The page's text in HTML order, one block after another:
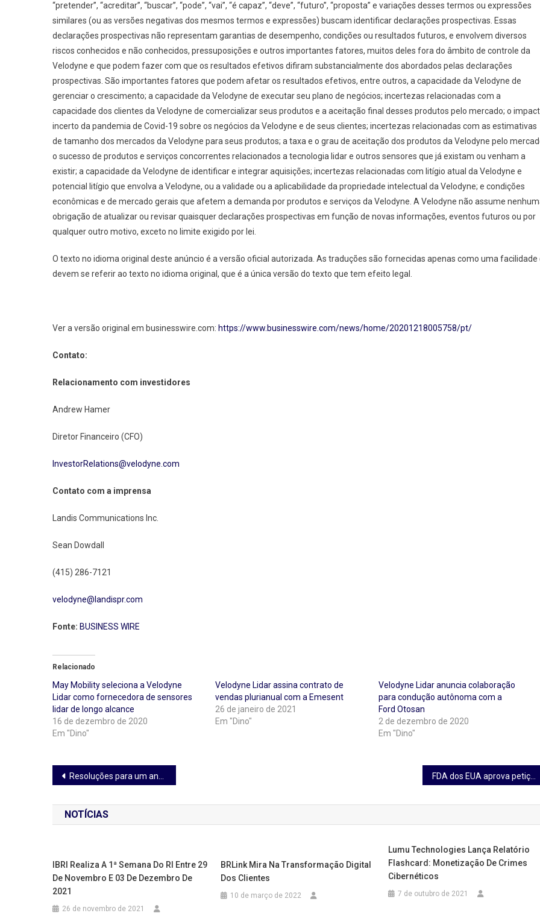
“pretender”, “acreditar”, “buscar”, “pode”, “vai”, “é capaz”, “deve”, “futuro”, “proposta” e variações desses termos ou expressões
similares (ou as versões negativas dos mesmos termos e expressões) buscam identificar declarações prospectivas. Essas
declarações prospectivas não representam garantias de desempenho, condições ou resultados futuros, e envolvem diversos
riscos conhecidos e não conhecidos, pressuposições e outros importantes fatores, muitos deles fora do âmbito de controle da
Velodyne e que podem fazer com que os resultados efetivos difiram substancialmente dos abordados pelas declarações
prospectivas. São importantes fatores que podem afetar os resultados efetivos, entre outros, a capacidade da Velodyne de
gerenciar o crescimento; a capacidade da Velodyne de executar seu plano de negócios; incertezas relacionadas com a
capacidade dos clientes da Velodyne de comercializar seus produtos e a aceitação final desses produtos pelo mercado; o
incerto da pandemia de Covid-19 sobre os negócios da Velodyne e de seus clientes; incertezas relacionadas com as estimativas
de tamanho dos mercados da Velodyne para seus produtos; a taxa e o grau de aceitação dos produtos da Velodyne pelo
o sucesso de produtos e serviços concorrentes relacionados a tecnologia lidar e outros sensores que já existam ou venham a
existir; a capacidade da Velodyne de identificar e integrar aquisições; incertezas relacionadas com litígio atual da Velodyne e
potencial litígio que envolva a Velodyne, ou a validade ou a aplicabilidade da propriedade intelectual da Velodyne; e condições
econômicas e de mercado gerais que afetem a demanda por produtos e serviços da Velodyne. A Velodyne não assume
obrigação de atualizar ou revisar quaisquer declarações prospectivas em função de novas informações, eventos futuros ou por
qualquer outro motivo, exceto no limite exigido por lei.
O texto no idioma original deste anúncio é a versão oficial autorizada. As traduções são fornecidas apenas como uma facilidade
devem se referir ao texto no idioma original, que é a única versão do texto que tem efeito legal.
Ver a versão original em businesswire.com: https://www.businesswire.com/news/home/20201218005758/pt/
Contato:
Relacionamento com investidores
Andrew Hamer
Diretor Financeiro (CFO)
InvestorRelations@velodyne.com
Contato com a imprensa
Landis Communications Inc.
Sean Dowdall
(415) 286-7121
velodyne@landispr.com
Fonte: BUSINESS WIRE
Relacionado
May Mobility seleciona a Velodyne
Lidar como fornecedora de sensores
lidar de longo alcance
16 de dezembro de 2020
Em "Dino"
Velodyne Lidar assina contrato de
vendas plurianual com a Emesent
26 de janeiro de 2021
Em "Dino"
Velodyne Lidar anuncia colaboração
para condução autônoma com a
Ford Otosan
2 de dezembro de 2020
Em "Dino"
Navegação
de
Post
Resoluções para um ano de incertezas: o que esperar de 2021? FDA dos EUA aprova petição suplementar de registro de novo medicamento ao ICLUSIG® (ponatinibe) da Takeda em pacientes adultos com leucemia mieloide crônica (LMC-FC) resistentes ou intolerantes em fase crônica
NOTÍCIAS
IBRI Realiza A 1ª Semana Do RI Entre 29
De Novembro E 03 De Dezembro De
2021
26 de novembro de 2021
BRLink Mira Na Transformação Digital
Dos Clientes
10 de março de 2022
Lumu Technologies Lança Relatório
Flashcard: Monetização De Crimes
Cibernéticos
7 de outubro de 2021